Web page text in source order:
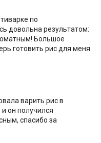
по
довольна результатом:
Большое
готовить рис для меня
варить рис в
он получился
спасибо за